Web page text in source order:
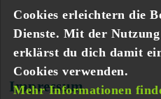
Cookies erleichtern die
Dienste. Mit der
erklärst du dich damit
Cookies verwenden.
Mehr Informationen
Impressum.